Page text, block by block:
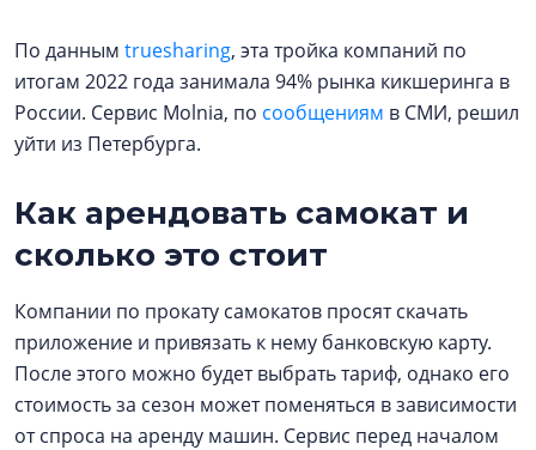
По данным truesharing, эта тройка компаний по
итогам 2022 года занимала 94% рынка кикшеринга в
России. Сервис Molnia, по сообщениям в СМИ, решил
уйти из Петербурга.
Как арендовать самокат и
сколько это стоит
Компании по прокату самокатов просят скачать
приложение и привязать к нему банковскую карту.
После этого можно будет выбрать тариф, однако его
стоимость за сезон может поменяться в зависимости
от спроса на аренду машин. Сервис перед началом